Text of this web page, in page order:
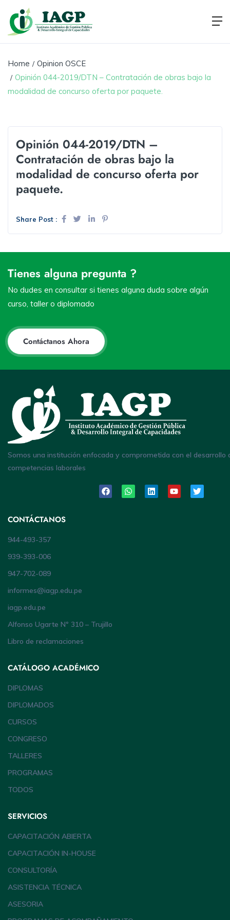
Home
Opinion OSCE
Opinión 044-2019/DTN – Contratación de obras bajo la
modalidad de concurso oferta por paquete.
Opinión 044-2019/DTN –
Contratación de obras bajo la
modalidad de concurso oferta por
paquete.
Share Post :
Tienes alguna pregunta ?
No dudes en consultar si tienes alguna duda sobre algún
curso, taller o diplomado
Contáctanos Ahora
Somos una institución enfocada y comprometida con el desarrollo
competencias laborales
CONTÁCTANOS
944-493-357
939-393-006
947-702-089
informes@iagp.edu.pe
iagp.edu.pe
Alfonso Ugarte Nº 310 – Trujillo
Libro de reclamaciones
CATÁLOGO ACADÉMICO
DIPLOMAS
DIPLOMADOS
CURSOS
CONGRESO
TALLERES
PROGRAMAS
TODOS
SERVICIOS
CAPACITACIÓN ABIERTA
CAPACITACIÓN IN-HOUSE
CONSULTORÍA
ASISTENCIA TÉCNICA
ASESORIA